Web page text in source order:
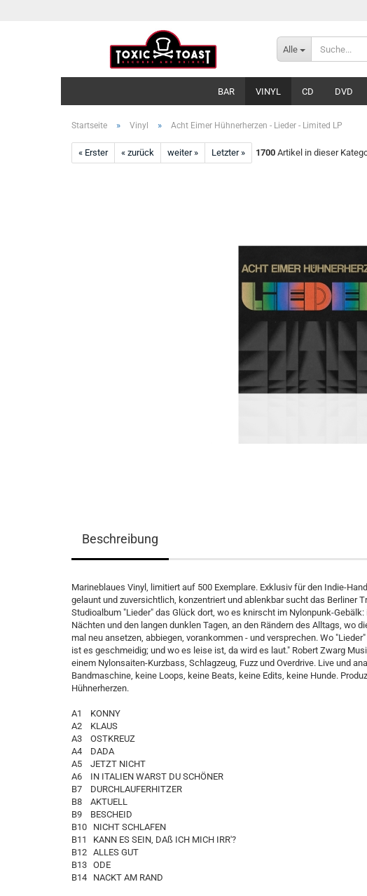
Alle
BAR VINYL CD DVD
Startseite » Vinyl » Acht Eimer Hühnerherzen - Lieder - Limited LP
« Erster « zurück weiter » Letzter » 1700 Artikel in dieser
Beschreibung
Marineblaues Vinyl, limitiert auf 500 Exemplare. Exklusiv für den Indie-
gelaunt und zuversichtlich, konzentriert und ablenkbar sucht das Berliner
Studioalbum "Lieder" das Glück dort, wo es knirscht im Nylonpunk-
Nächten und den langen dunklen Tagen, an den Rändern des Alltags, wo
mal neu ansetzen, abbiegen, vorankommen - und versprechen. Wo
ist es geschmeidig; und wo es leise ist, da wird es laut." Robert Zwarg
einem Nylonsaiten-Kurzbass, Schlagzeug, Fuzz und Overdrive. Live und
Bandmaschine, keine Loops, keine Beats, keine Edits, keine Hunde.
Hühnerherzen.
A1 KONNY
A2 KLAUS
A3 OSTKREUZ
A4 DADA
A5 JETZT NICHT
A6 IN ITALIEN WARST DU SCHÖNER
B7 DURCHLAUFERHITZER
B8 AKTUELL
B9 BESCHEID
B10 NICHT SCHLAFEN
B11 KANN ES SEIN, DAß ICH MICH IRR'?
B12 ALLES GUT
B13 ODE
B14 NACKT AM RAND